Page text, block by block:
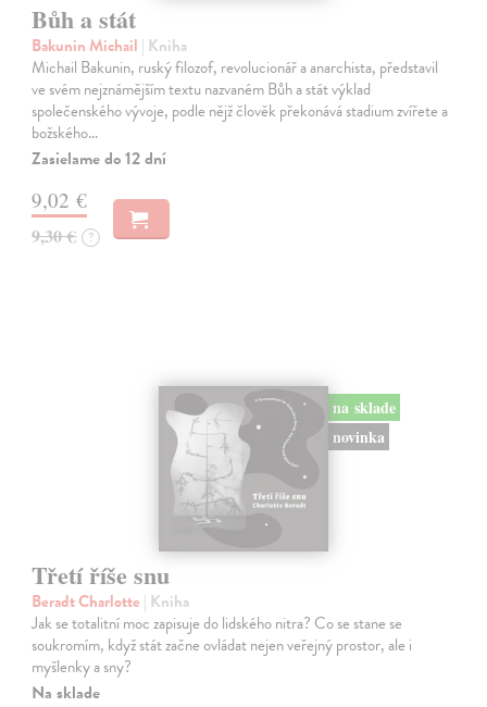
Bůh a stát
Bakunin Michail | Kniha
Michail Bakunin, ruský filozof, revolucionář a anarchista, představil
ve svém nejznámějším textu nazvaném Bůh a stát výklad
společenského vývoje, podle nějž člověk překonává stadium zvířete a
božského…
Zasielame do 12 dní
9,02 €
9,30 € ?
na sklade
novinka
Třetí říše snu
Beradt Charlotte | Kniha
Jak se totalitní moc zapisuje do lidského nitra? Co se stane se
soukromím, když stát začne ovládat nejen veřejný prostor, ale i
myšlenky a sny?
Na sklade